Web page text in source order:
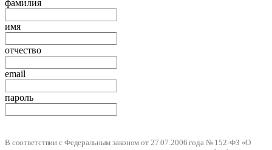
фамилия
имя
отчество
email
пароль
В соответствии с Федеральным законом от 27.07.2006 года № 152-ФЗ «О